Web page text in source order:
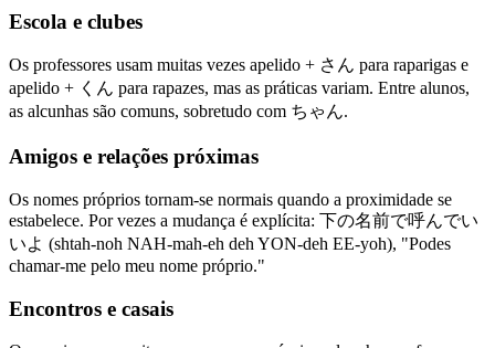
Escola e clubes
Os professores usam muitas vezes apelido + さん para raparigas e
apelido + くん para rapazes, mas as práticas variam. Entre alunos,
as alcunhas são comuns, sobretudo com ちゃん.
Amigos e relações próximas
Os nomes próprios tornam-se normais quando a proximidade se
estabelece. Por vezes a mudança é explícita: 下の名前で呼んでい
いよ (shtah-noh NAH-mah-eh deh YON-deh EE-yoh), "Podes
chamar-me pelo meu nome próprio."
Encontros e casais